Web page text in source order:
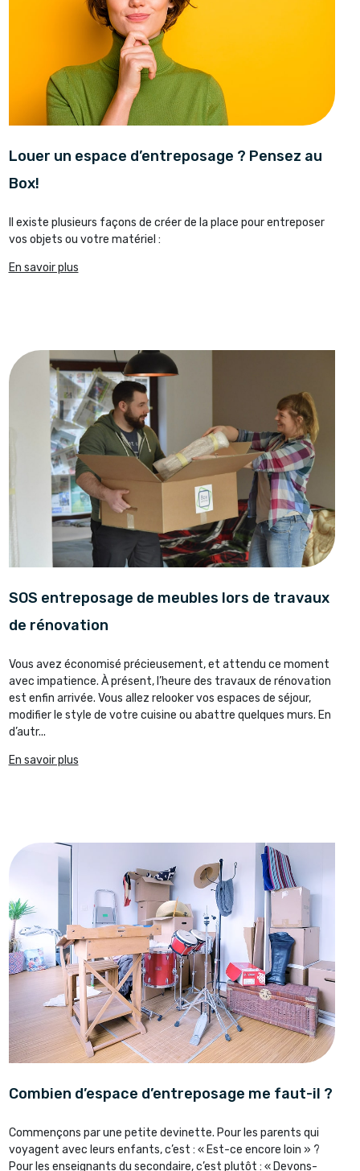
Louer un espace d’entreposage ? Pensez au
Box!
Il existe plusieurs façons de créer de la place pour entreposer
vos objets ou votre matériel :
En savoir plus
SOS entreposage de meubles lors de travaux
de rénovation
Vous avez économisé précieusement, et attendu ce moment
avec impatience. À présent, l’heure des travaux de rénovation
est enfin arrivée. Vous allez relooker vos espaces de séjour,
modifier le style de votre cuisine ou abattre quelques murs. En
d’autr...
En savoir plus
Combien d’espace d’entreposage me faut-il ?
Commençons par une petite devinette. Pour les parents qui
voyagent avec leurs enfants, c’est : « Est-ce encore loin » ?
Pour les enseignants du secondaire, c’est plutôt : « Devons-